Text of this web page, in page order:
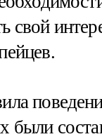
свой
были